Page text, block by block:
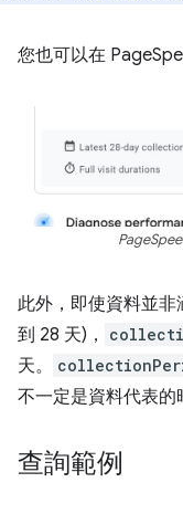
您也可以在
此外，即使資料並
到 28 天)，
天。
不一定是資料代表的
查詢範例